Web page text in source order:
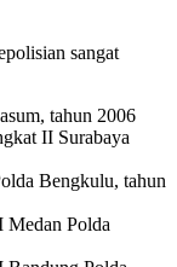
sangat
tahun 2006
II Surabaya
Bengkulu, tahun
Medan Polda